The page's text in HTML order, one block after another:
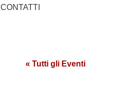
CONTATTI
« Tutti gli Eventi